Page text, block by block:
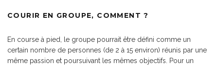
COURIR EN GROUPE, COMMENT ?
En course à pied, le groupe pourrait être défini comme un
certain nombre de personnes (de 2 à 15 environ) réunis par une
même passion et poursuivant les mêmes objectifs. Pour un